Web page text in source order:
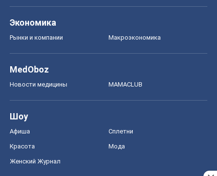
Экономика
Рынки и компании Mакроэкономика
MedOboz
Новости медицины MAMACLUB
Шоу
Афиша Сплетни
Красота Мода
Женский Журнал